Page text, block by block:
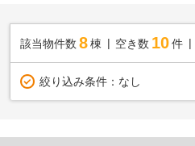
該当物件数 8棟 空き数 10 件
絞り込み条件： なし